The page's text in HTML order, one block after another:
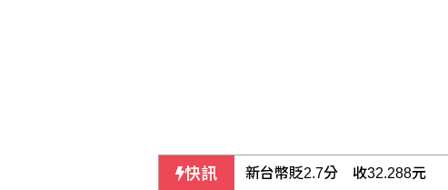
快訊 新台幣貶2.7分 收32.288元